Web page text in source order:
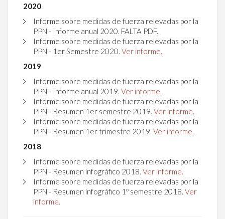
2020
Informe sobre medidas de fuerza relevadas por la
PPN - Informe anual 2020. FALTA PDF.
Informe sobre medidas de fuerza relevadas por la
PPN - 1er Semestre 2020. Ver informe.
2019
Informe sobre medidas de fuerza relevadas por la
PPN - Informe anual 2019. Ver informe.
Informe sobre medidas de fuerza relevadas por la
PPN - Resumen 1er semestre 2019. Ver informe.
Informe sobre medidas de fuerza relevadas por la
PPN - Resumen 1er trimestre 2019. Ver informe.
2018
Informe sobre medidas de fuerza relevadas por la
PPN - Resumen infográfico 2018. Ver informe.
Informe sobre medidas de fuerza relevadas por la
PPN - Resumen infográfico 1º semestre 2018. Ver
informe.